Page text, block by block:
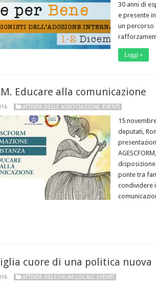
30 anni di
e presente
un percorso
Leggi »
Educare alla comunicazione
ATTIVITÀ DELLE ASSOCIAZIONI, EVENTI
15
deputati,
ponte tra
condividere
cuore di una politica nuova
ATTIVITÀ DEI FORUM LOCALI, EVENTI